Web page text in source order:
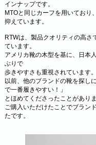
インナップです。
MTOと同じカーフを用いており
抑えています。
RTWは、製品クオリティの高さ
ています。
アメリカ靴の木型を基に、日本
ぶりで
歩きやすさも重視されています。
以前、他のブランドの靴を探し
で一番履きやすい！」
とほめてくださったことがありま
ご購入いただけたことでブラン
たです。